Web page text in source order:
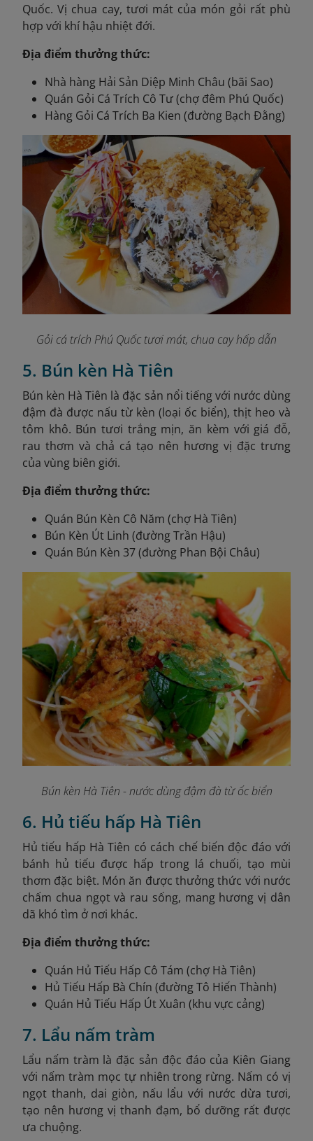
Quốc. Vị chua cay, tươi mát của món gỏi rất phù
hợp với khí hậu nhiệt đới.
Địa điểm thưởng thức:
Nhà hàng Hải Sản Diệp Minh Châu (bãi Sao)
Quán Gỏi Cá Trích Cô Tư (chợ đêm Phú Quốc)
Hàng Gỏi Cá Trích Ba Kien (đường Bạch Đằng)
Gỏi cá trích Phú Quốc tươi mát, chua cay hấp dẫn
5. Bún kèn Hà Tiên
Bún kèn Hà Tiên là đặc sản nổi tiếng với nước dùng
đậm đà được nấu từ kèn (loại ốc biển), thịt heo và
tôm khô. Bún tươi trắng mịn, ăn kèm với giá đỗ,
rau thơm và chả cá tạo nên hương vị đặc trưng
của vùng biên giới.
Địa điểm thưởng thức:
Quán Bún Kèn Cô Năm (chợ Hà Tiên)
Bún Kèn Út Linh (đường Trần Hậu)
Quán Bún Kèn 37 (đường Phan Bội Châu)
Bún kèn Hà Tiên - nước dùng đậm đà từ ốc biển
6. Hủ tiếu hấp Hà Tiên
Hủ tiếu hấp Hà Tiên có cách chế biến độc đáo với
bánh hủ tiếu được hấp trong lá chuối, tạo mùi
thơm đặc biệt. Món ăn được thưởng thức với nước
chấm chua ngọt và rau sống, mang hương vị dân
dã khó tìm ở nơi khác.
Địa điểm thưởng thức:
Quán Hủ Tiếu Hấp Cô Tám (chợ Hà Tiên)
Hủ Tiếu Hấp Bà Chín (đường Tô Hiến Thành)
Quán Hủ Tiếu Hấp Út Xuân (khu vực cảng)
7. Lẩu nấm tràm
Lẩu nấm tràm là đặc sản độc đáo của Kiên Giang
với nấm tràm mọc tự nhiên trong rừng. Nấm có vị
ngọt thanh, dai giòn, nấu lẩu với nước dừa tươi,
tạo nên hương vị thanh đạm, bổ dưỡng rất được
ưa chuộng.